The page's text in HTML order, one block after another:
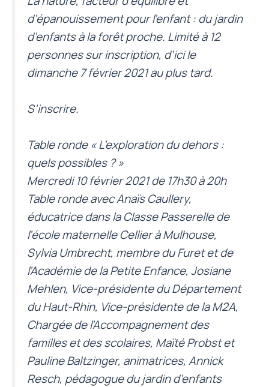
d’épanouissement pour l’enfant : du jardin
d’enfants à la forêt proche. Limité à 12
personnes sur inscription, d’ici le
dimanche 7 février 2021 au plus tard.
S’inscrire.
Table ronde « L’exploration du dehors :
quels possibles ? »
Mercredi 10 février 2021 de 17h30 à 20h
Table ronde avec Anaïs Caullery,
éducatrice dans la Classe Passerelle de
l’école maternelle Cellier à Mulhouse,
Sylvia Umbrecht, membre du Furet et de
l’Académie de la Petite Enfance, Josiane
Mehlen, Vice-présidente du Département
du Haut-Rhin, Vice-présidente de la M2A,
Chargée de l’Accompagnement des
familles et des scolaires, Maïté Probst et
Pauline Baltzinger, animatrices, Annick
Resch, pédagogue du jardin d’enfants